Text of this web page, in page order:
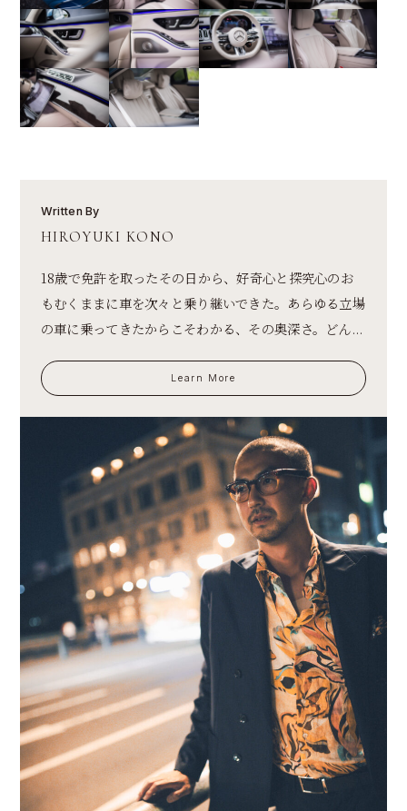
Written By
HIROYUKI KONO
18歳で免許を取ったその日から、好奇心と探究心のお
もむくままに車を次々と乗り継いできた。あらゆる立場
の車に乗ってきたからこそわかる、その奥深さ。どん...
Learn More